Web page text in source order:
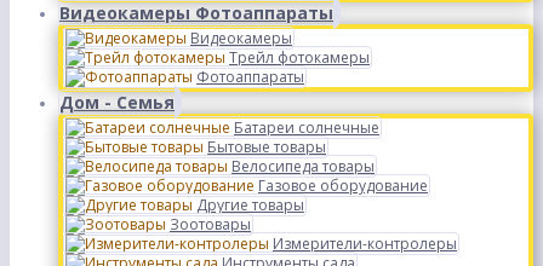
Видеокамеры Фотоаппараты
Видеокамеры
Трейл фотокамеры
Фотоаппараты
Дом - Семья
Батареи солнечные
Бытовые товары
Велосипеда товары
Газовое оборудование
Другие товары
Зоотовары
Измерители-контролеры